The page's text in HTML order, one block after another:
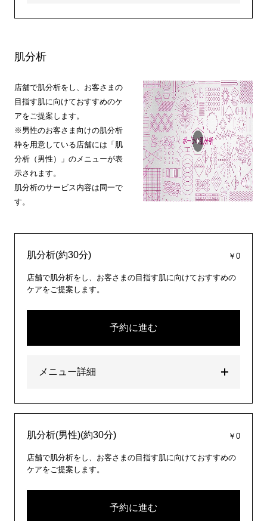
肌分析
店舗で肌分析をし、お客さまの
目指す肌に向けておすすめのケ
アをご提案します。
※男性のお客さま向けの肌分析
枠を用意している店舗には「肌
分析（男性）」のメニューが表
示されます。
肌分析のサービス内容は同一で
す。
肌分析(約30分) ￥0
店舗で肌分析をし、お客さまの目指す肌に向けておすすめの
ケアをご提案します。
予約に進む
メニュー詳細
肌分析(男性)(約30分) ￥0
店舗で肌分析をし、お客さまの目指す肌に向けておすすめの
ケアをご提案します。
予約に進む